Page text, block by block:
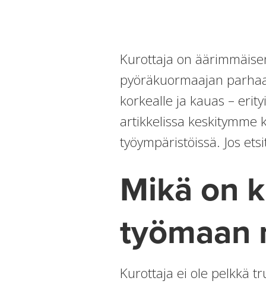
Kurottaja on
pyöräkuormaajan
korkealle ja kauas –
artikkelissa keskitymme
työympäristöissä. Jos
Mikä on
työmaan
Kurottaja ei ole pelkkä